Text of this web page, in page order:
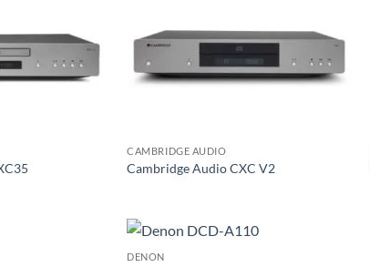
CAMBRIDGE AUDIO
Cambridge Audio CXC V2
DENON